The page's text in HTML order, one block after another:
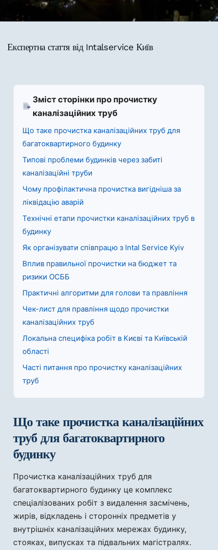
Експертна стаття від Intalservice Київ
Зміст сторінки про прочистку
каналізаційних труб
Що таке прочистка каналізаційних труб для
багатоквартирного будинку
Типові проблеми будинків через забиті
каналізаційні труби
Чому профілактична прочистка вигідніша за
ліквідацію аварій
Технічні етапи прочистки каналізаційних труб в
будинку
Як організувати співпрацю з Intal Service Kyiv
Вплив правильної прочистки на бюджет та
ризики ОСББ
Практичні алгоритми для голови та правління
Чек-лист для правління щодо прочистки
каналізаційних труб
Локальна специфіка робіт в Києві та Київській
області
Часті питання про прочистку каналізаційних
труб
Що таке прочистка каналізаційних
труб для багатоквартирного
будинку
Прочистка каналізаційних труб для
багатоквартирного будинку це комплекс
спеціалізованих робіт з видалення засмічень,
жирів, відкладень і сторонніх предметів у
внутрішніх каналізаційних мережах будинку,
стояках, випусках та підвальних магістралях.